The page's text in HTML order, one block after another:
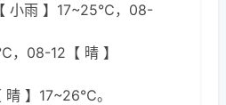
小雨 】17~25℃，08-
，08-12【 晴 】
】17~26℃。